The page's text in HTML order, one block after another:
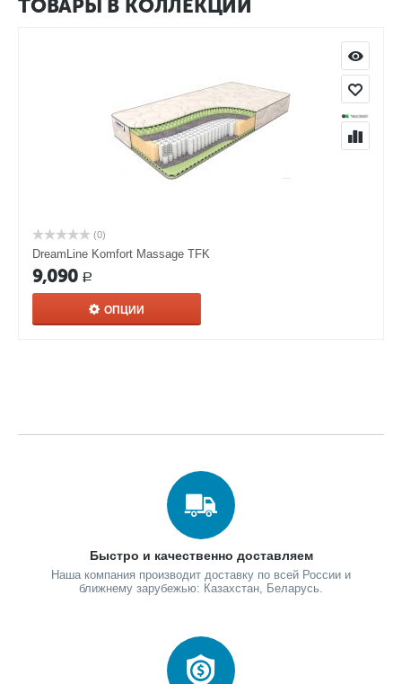
ТОВАРЫ В КОЛЛЕКЦИИ
(0)
DreamLine Komfort Massage TFK
9,090 Р
ОПЦИИ
Быстро и качественно доставляем
Наша компания производит доставку по всей России и
ближнему зарубежью: Казахстан, Беларусь.